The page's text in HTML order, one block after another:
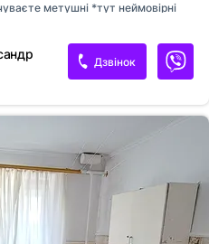
метушні *тут неймовірні
поруч" Квартири з терасами
доглянута прибудинкова
на території/ Спортивний
залом Відкриті якісні дитячі та
підземний дворівневий паркінг
та стоматологія Власний
та салони краси Цілодобови...
Дзвінок